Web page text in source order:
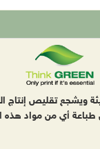
ويشجع تقليص إنتاج
طباعة أي من مواد هذه